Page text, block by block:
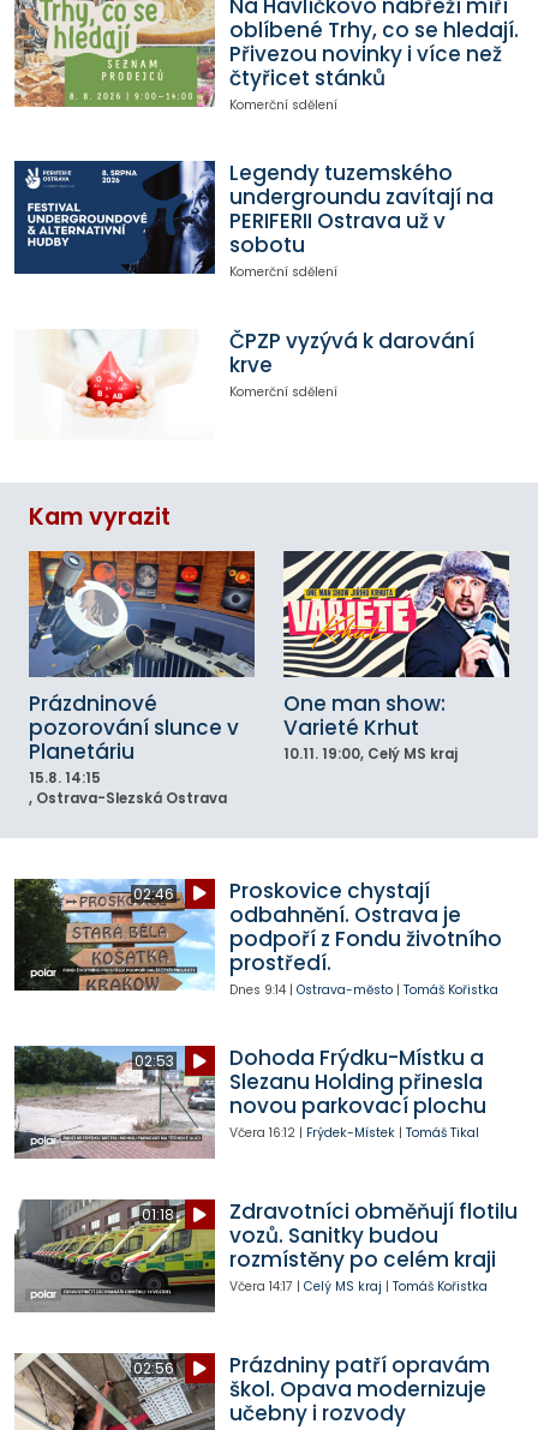
Na Havlíčkovo nábřeží míří
oblíbené Trhy, co se hledají.
Přivezou novinky i více než
čtyřicet stánků
Komerční sdělení
Legendy tuzemského
undergroundu zavítají na
PERIFERII Ostrava už v
sobotu
Komerční sdělení
ČPZP vyzývá k darování
krve
Komerční sdělení
Kam vyrazit
Prázdninové
pozorování slunce v
Planetáriu
15.8. 14:15
, Ostrava-Slezská Ostrava
One man show:
Varieté Krhut
10.11. 19:00, Celý MS kraj
02:46
Proskovice chystají
odbahnění. Ostrava je
podpoří z Fondu životního
prostředí.
Dnes 9:14| Ostrava-město| Tomáš Kořistka
02:53
Dohoda Frýdku-Místku a
Slezanu Holding přinesla
novou parkovací plochu
Včera 16:12| Frýdek-Místek| Tomáš Tikal
01:18
Zdravotníci obměňují flotilu
vozů. Sanitky budou
rozmístěny po celém kraji
Včera 14:17 | Celý MS kraj | Tomáš Kořistka
02:56
Prázdniny patří opravám
škol. Opava modernizuje
učebny i rozvody